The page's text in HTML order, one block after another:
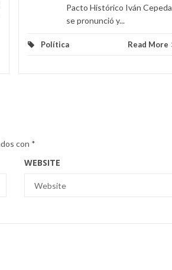
Pacto Histórico Iván Cepeda
se pronunció y...
Política Read More
con *
WEBSITE